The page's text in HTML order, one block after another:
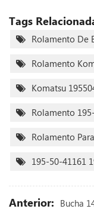
Tags
Rolamento De
Rolamento
Komatsu
Rolamento
Rolamento
195-50-41161
Anterior: Bucha